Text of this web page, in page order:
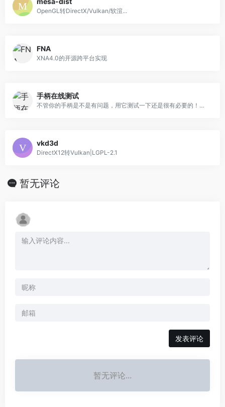
OpenGL转DirectX/Vulkan/软渲...
FNA
XNA4.0的开源跨平台实现
手柄在线测试
不管你的手柄是不是有问题，用它测试一下还是很有必要的！网站可以在线检测游戏手柄的机械性能，无论是摇杆漂移还是按钮失灵，一测便知！
vkd3d
DirectX12转Vulkan|LGPL-2.1
暂无评论
发表评论
暂无评论...